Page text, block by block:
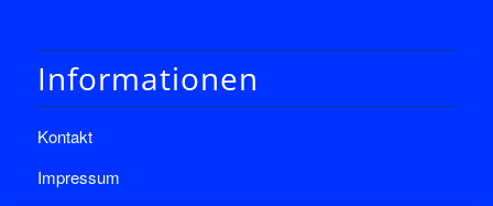
Informationen
Kontakt
Impressum